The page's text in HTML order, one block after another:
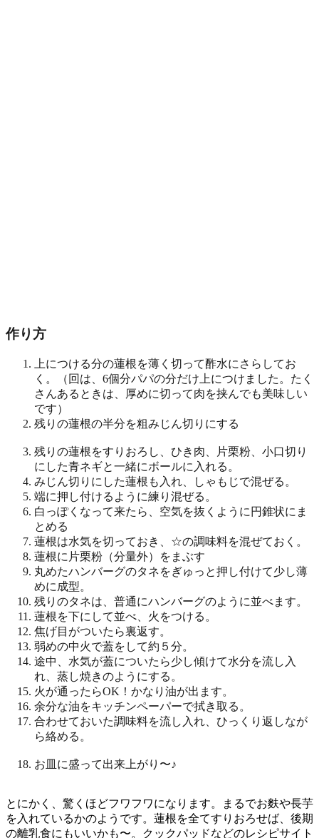
作り方
上につける分の蓮根を薄く切って酢水にさらしてお
く。（回は、6個分パパの分だけ上につけました。たく
さんあるときは、厚めに切って肉を挟んでも美味しい
です）
残りの蓮根の半分を粗みじん切りにする
残りの蓮根をすりおろし、ひき肉、片栗粉、小口切り
にした青ネギと一緒にボールに入れる。
みじん切りにした蓮根も入れ、しゃもじで混ぜる。
端に押し付けるように練り混ぜる。
白っぽくなって来たら、空気を抜くように円錐状にま
とめる
蓮根は水気を切っておき、☆の調味料を混ぜておく。
蓮根に片栗粉（分量外）をまぶす
丸めたハンバーグのタネをぎゅっと押し付けて少し薄
めに成型。
残りのタネは、普通にハンバーグのように並べます。
蓮根を下にして並べ、火をつける。
焦げ目がついたら裏返す。
弱めの中火で蓋をして約５分。
途中、水気が蓋についたら少し傾けて水分を流し入
れ、蒸し焼きのようにする。
火が通ったらOK！かなり油が出ます。
余分な油をキッチンペーパーで拭き取る。
合わせておいた調味料を流し入れ、ひっくり返しなが
ら絡める。
お皿に盛って出来上がり〜♪
とにかく、驚くほどフワフワになります。まるでお麩や長芋
を入れているかのようです。蓮根を全てすりおろせば、後期
の離乳食にもいいかも〜。クックパッドなどのレシピサイト